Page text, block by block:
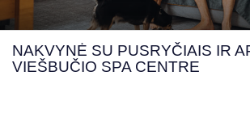
NAKVYNĖ SU PUSRYČIAIS IR
VIEŠBUČIO SPA CENTRE